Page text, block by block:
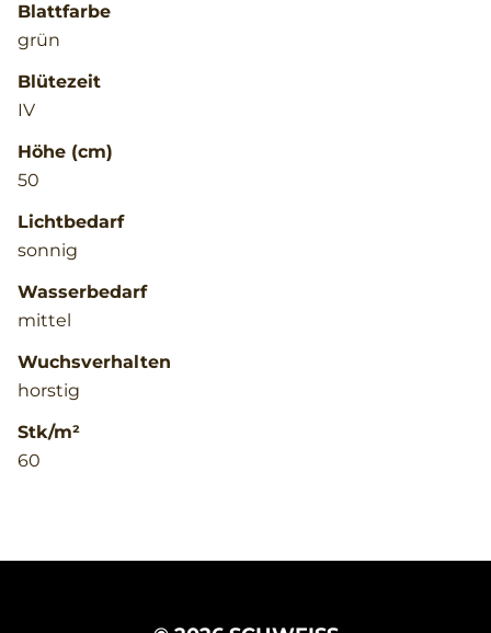
Blattfarbe
grün
Blütezeit
IV
Höhe (cm)
50
Lichtbedarf
sonnig
Wasserbedarf
mittel
Wuchsverhalten
horstig
Stk/m²
60